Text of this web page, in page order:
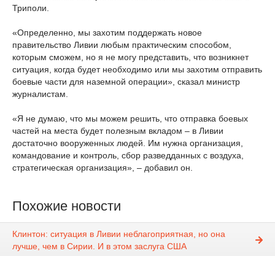
Триполи.
«Определенно, мы захотим поддержать новое
правительство Ливии любым практическим способом,
которым сможем, но я не могу представить, что возникнет
ситуация, когда будет необходимо или мы захотим отправить
боевые части для наземной операции», сказал министр
журналистам.
«Я не думаю, что мы можем решить, что отправка боевых
частей на места будет полезным вкладом – в Ливии
достаточно вооруженных людей. Им нужна организация,
командование и контроль, сбор разведданных с воздуха,
стратегическая организация», – добавил он.
Похожие новости
Клинтон: ситуация в Ливии неблагоприятная, но она
лучше, чем в Сирии. И в этом заслуга США